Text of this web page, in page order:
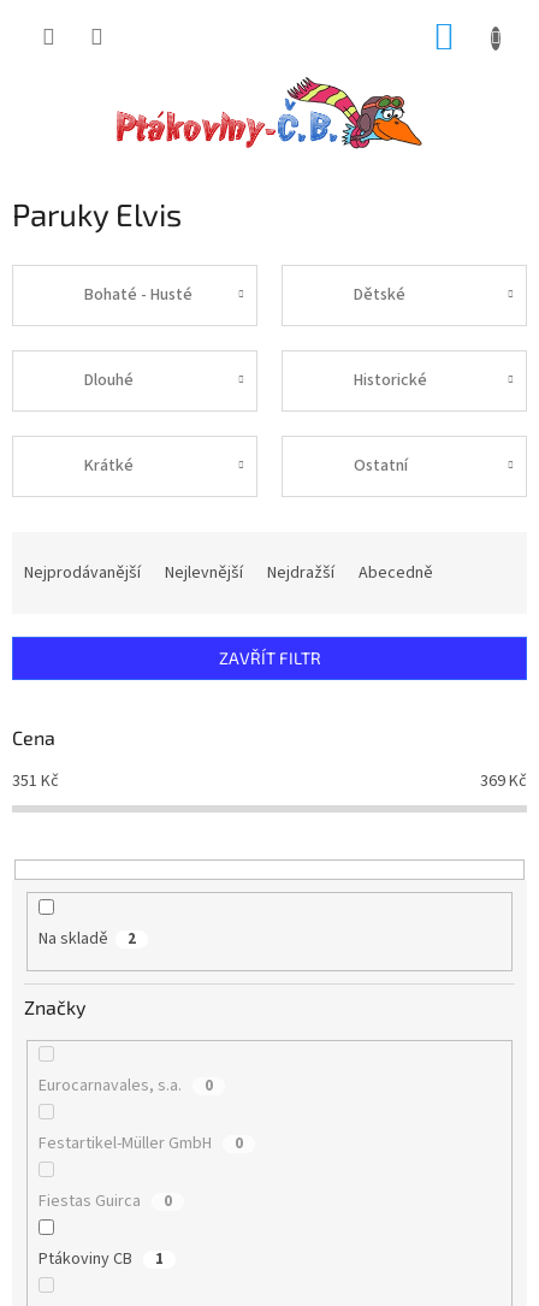
Paruky Elvis
Bohaté - Husté Dětské
Dlouhé Historické
Krátké Ostatní
í
r
o
d
u
t
ů
Nejprodávanější Nejlevnější Nejdražší Abecedně
ZAVŘÍT FILTR
Cena
351 Kč 369Kč
Na skladě 2
Značky
Eurocarnavales, s.a. 0
Festartikel-Müller GmbH 0
Fiestas Guirca 0
Ptákoviny CB 1